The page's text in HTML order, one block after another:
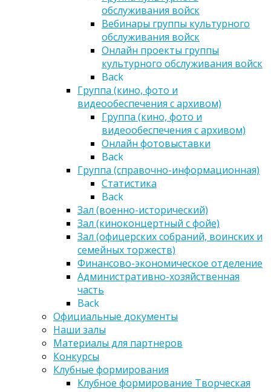
обслуживания войск
Вебинары группы культурного
обслуживания войск
Онлайн проекты группы
культурного обслуживания войск
Back
Группа (кино, фото и
видеообеспечения с архивом)
Группа (кино, фото и
видеообеспечения с архивом)
Онлайн фотовыставки
Back
Группа (справочно-информационная)
Статистика
Back
Зал (военно-исторический)
Зал (киноконцертный с фойе)
Зал (офицерских собраний, воинских и
семейных торжеств)
Финансово-экономическое отделение
Административно-хозяйственная
часть
Back
Официальные документы
Наши залы
Материалы для партнеров
Конкурсы
Клубные формирования
Клубное формирование Творческая